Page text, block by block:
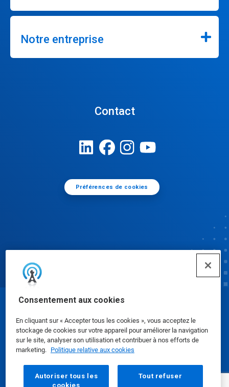
Consentement aux cookies
En cliquant sur « Accepter tous les cookies », vous acceptez le
stockage de cookies sur votre appareil pour améliorer la navigation
sur le site, analyser son utilisation et contribuer à nos efforts de
marketing. Politique relative aux cookies
Autoriser tous les
cookies
Tout refuser
Notre entreprise
Contact
Préférences de cookies
Fiches de données de sécurité|Politique de
confidentialité|conditions d'utilisation